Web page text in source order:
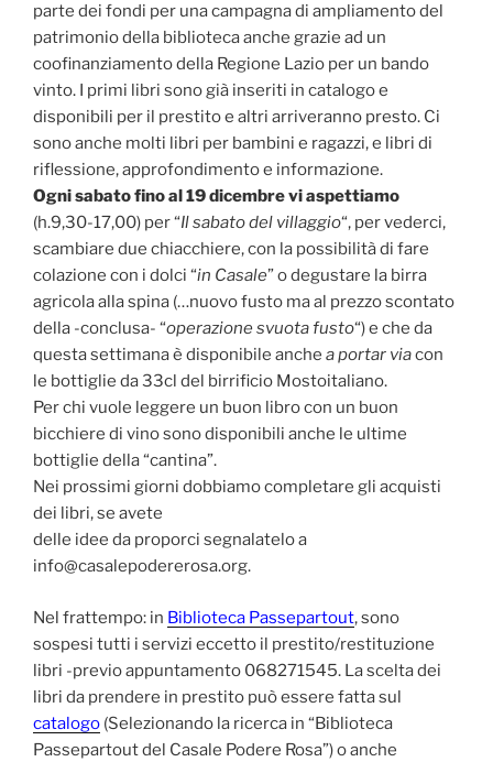
parte dei fondi per una campagna di ampliamento del
patrimonio della biblioteca anche grazie ad un
coofinanziamento della Regione Lazio per un bando
vinto. I primi libri sono già inseriti in catalogo e
disponibili per il prestito e altri arriveranno presto. Ci
sono anche molti libri per bambini e ragazzi, e libri di
riflessione, approfondimento e informazione.
Ogni sabato fino al 19 dicembre vi aspettiamo
(h.9,30-17,00) per “Il sabato del villaggio“, per vederci,
scambiare due chiacchiere, con la possibilità di fare
colazione con i dolci “in Casale” o degustare la birra
agricola alla spina (…nuovo fusto ma al prezzo scontato
della -conclusa- “operazione svuota fusto“) e che da
questa settimana è disponibile anche a portar viacon
le bottiglie da 33cl del birrificio Mostoitaliano.
Per chi vuole leggere un buon libro con un buon
bicchiere di vino sono disponibili anche le ultime
bottiglie della “cantina”.
Nei prossimi giorni dobbiamo completare gli acquisti
dei libri, se avete
delle idee da proporci segnalatelo a
info@casalepodererosa.org.
Nel frattempo: in Biblioteca Passepartout, sono
sospesi tutti i servizi eccetto il prestito/restituzione
libri -previo appuntamento 068271545. La scelta dei
libri da prendere in prestito può essere fatta sul
catalogo (Selezionando la ricerca in “Biblioteca
Passepartout del Casale Podere Rosa”) o anche